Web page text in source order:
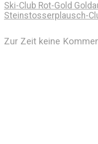
Ski-Club Rot-Gold
Steinstosserplausch-
Zur Zeit keine